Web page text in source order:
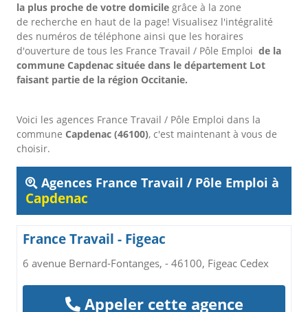
la plus proche de votre domicile grâce à la zone
de recherche en haut de la page! Visualisez l'intégralité
des numéros de téléphone ainsi que les horaires
d'ouverture de tous les France Travail / Pôle Emploi de la
commune Capdenac située dans le département Lot
faisant partie de la région Occitanie.
Voici les agences France Travail / Pôle Emploi dans la
commune Capdenac (46100), c'est maintenant à vous de
choisir.
Agences France Travail / Pôle Emploi à
Capdenac
France Travail - Figeac
6 avenue Bernard-Fontanges, - 46100, Figeac Cedex
Appeler cette agence